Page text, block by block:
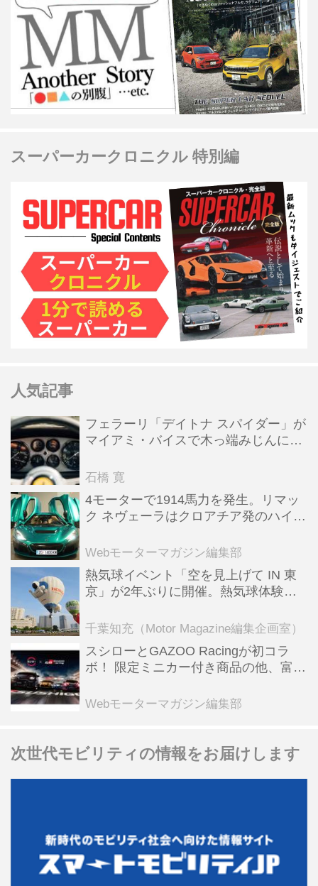
スーパーカークロニクル 特別編
人気記事
フェラーリ「デイトナ スパイダー」が
マイアミ・バイスで木っ端みじんにな
石橋 寛
4モーターで1914馬力を発生。リマッ
ク ネヴェーラはクロアチア発のハイパ
全版／115】
Webモーターマガジン編集部
熱気球イベント「空を見上げて IN 東
京」が2年ぶりに開催。熱気球体験搭
ンテンツも
千葉知充（Motor Magazine編集企画室）
スシローとGAZOO Racingが初コラ
ボ！ 限定ミニカー付き商品の他、富士
る抽選企画などを展開
Webモーターマガジン編集部
次世代モビリティの情報をお届けします